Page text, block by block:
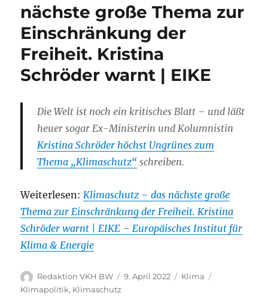
nächste große Thema zur
Einschränkung der
Freiheit. Kristina
Schröder warnt | EIKE
Die Welt ist noch ein kritisches Blatt – und läßt
heuer sogar Ex-Ministerin und Kolumnistin
Kristina Schröder höchst Ungrünes zum
Thema „Klimaschutz“ schreiben.
Weiterlesen:Klimaschutz – das nächste große
Thema zur Einschränkung der Freiheit. Kristina
Schröder warnt | EIKE – Europäisches Institut für
Klima & Energie
Autor
Redaktion VKH BW
Veröffentlicht
9. April 2022 Kategorien
Klima
Klimapolitik, Klimaschutz